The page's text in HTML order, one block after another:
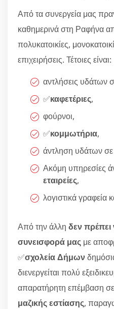
Από τα συνεργεία μας
καθημερινά στη Ραφήνα
πολυκατοικίες,
επιχειρήσεις. Τέτοιες είναι:
αντλήσεις υδάτων
✅καφετέριες,
φούρνοι,
✅κομμωτήρια,
άντληση υδάτων
Ακόμη υπηρεσίες
εταιρείες,
λογιστικά γραφεία
Από την άλλη δεν
συνεισφορά μας με
✅σχολεία Δήμων
διενεργείται πολύ
απαρατήρητη επέμβαση
μαζικής εστίασης,